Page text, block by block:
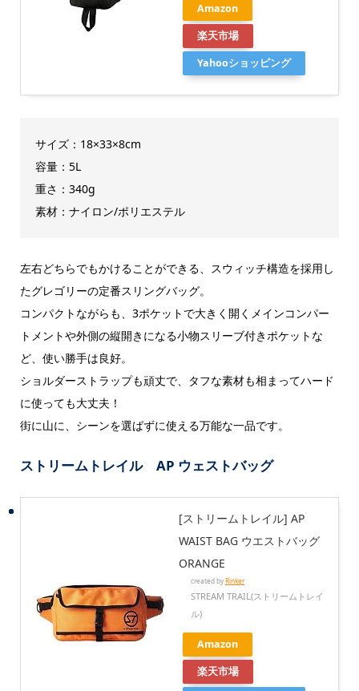
Amazon
楽天市場
Yahooショッピング
サイズ：18×33×8cm
容量：5L
重さ：340g
素材：ナイロン/ポリエステル
左右どちらでもかけることができる、スウィッチ構造を採用し
たグレゴリーの定番スリングバッグ。
コンパクトながらも、3ポケットで大きく開くメインコンパー
トメントや外側の縦開きになる小物スリーブ付きポケットな
ど、使い勝手は良好。
ショルダーストラップも頑丈で、タフな素材も相まってハード
に使っても大丈夫！
街に山に、シーンを選ばずに使える万能な一品です。
ストリームトレイル AP ウェストバッグ
[ストリームトレイル] AP
WAIST BAG ウエストバッグ
ORANGE
created byRinker
STREAM TRAIL(ストリームトレイ
ル)
Amazon
楽天市場